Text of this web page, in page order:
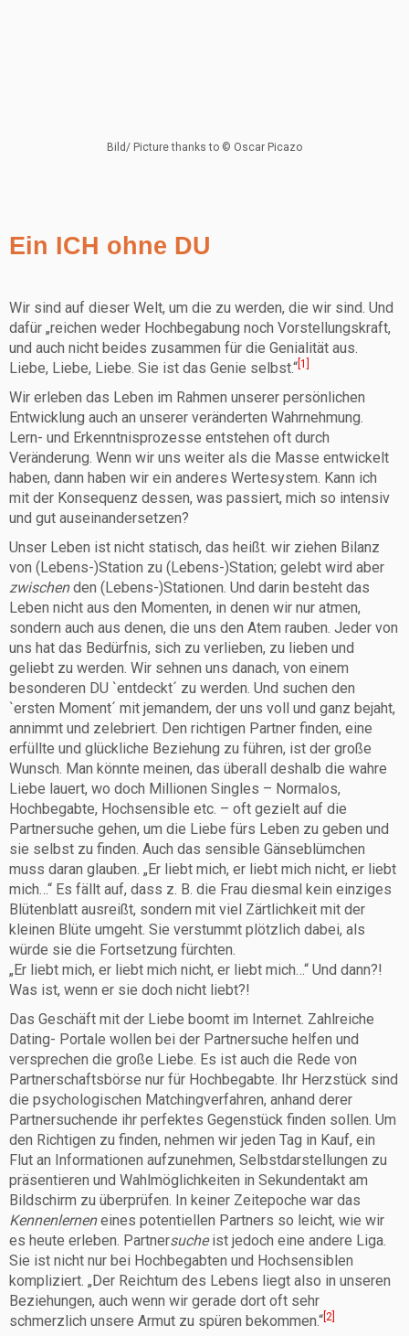
Bild/ Picture thanks to © Oscar Picazo
Ein ICH ohne DU
Wir sind auf dieser Welt, um die zu werden, die wir sind. Und
dafür „reichen weder Hochbegabung noch Vorstellungskraft,
und auch nicht beides zusammen für die Genialität aus.
Liebe, Liebe, Liebe. Sie ist das Genie selbst.“ [1]
Wir erleben das Leben im Rahmen unserer persönlichen
Entwicklung auch an unserer veränderten Wahrnehmung.
Lern- und Erkenntnisprozesse entstehen oft durch
Veränderung. Wenn wir uns weiter als die Masse entwickelt
haben, dann haben wir ein anderes Wertesystem. Kann ich
mit der Konsequenz dessen, was passiert, mich so intensiv
und gut auseinandersetzen?
Unser Leben ist nicht statisch, das heißt. wir ziehen Bilanz
von (Lebens-)Station zu (Lebens-)Station; gelebt wird aber
zwischenden (Lebens-)Stationen. Und darin besteht das
Leben nicht aus den Momenten, in denen wir nur atmen,
sondern auch aus denen, die uns den Atem rauben. Jeder von
uns hat das Bedürfnis, sich zu verlieben, zu lieben und
geliebt zu werden. Wir sehnen uns danach, von einem
besonderen DU `entdeckt´ zu werden. Und suchen den
`ersten Moment´ mit jemandem, der uns voll und ganz bejaht,
annimmt und zelebriert. Den richtigen Partner finden, eine
erfüllte und glückliche Beziehung zu führen, ist der große
Wunsch. Man könnte meinen, das überall deshalb die wahre
Liebe lauert, wo doch Millionen Singles – Normalos,
Hochbegabte, Hochsensible etc. – oft gezielt auf die
Partnersuche gehen, um die Liebe fürs Leben zu geben und
sie selbst zu finden. Auch das sensible Gänseblümchen
muss daran glauben. „Er liebt mich, er liebt mich nicht, er liebt
mich…“ Es fällt auf, dass z. B. die Frau diesmal kein einziges
Blütenblatt ausreißt, sondern mit viel Zärtlichkeit mit der
kleinen Blüte umgeht. Sie verstummt plötzlich dabei, als
würde sie die Fortsetzung fürchten.
„Er liebt mich, er liebt mich nicht, er liebt mich…“ Und dann?!
Was ist, wenn er sie doch nicht liebt?!
Das Geschäft mit der Liebe boomt im Internet. Zahlreiche
Dating- Portale wollen bei der Partnersuche helfen und
versprechen die große Liebe. Es ist auch die Rede von
Partnerschaftsbörse nur für Hochbegabte. Ihr Herzstück sind
die psychologischen Matchingverfahren, anhand derer
Partnersuchende ihr perfektes Gegenstück finden sollen. Um
den Richtigen zu finden, nehmen wir jeden Tag in Kauf, ein
Flut an Informationen aufzunehmen, Selbstdarstellungen zu
präsentieren und Wahlmöglichkeiten in Sekundentakt am
Bildschirm zu überprüfen. In keiner Zeitepoche war das
Kennenlerneneines potentiellen Partners so leicht, wie wir
es heute erleben. Partnersucheist jedoch eine andere Liga.
Sie ist nicht nur bei Hochbegabten und Hochsensiblen
kompliziert. „Der Reichtum des Lebens liegt also in unseren
Beziehungen, auch wenn wir gerade dort oft sehr
schmerzlich unsere Armut zu spüren bekommen.“ [2]